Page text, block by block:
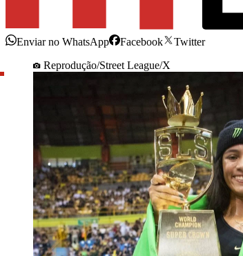
Enviar no WhatsApp Facebook
Twitter
Reprodução/Street League/X